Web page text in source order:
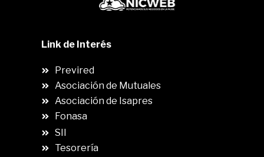
Link de Interés
Previred
Asociación de Mutuales
Asociación de Isapres
Fonasa
SII
Tesorería